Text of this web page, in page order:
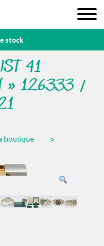
41
» 126333 /
boutique >
stock